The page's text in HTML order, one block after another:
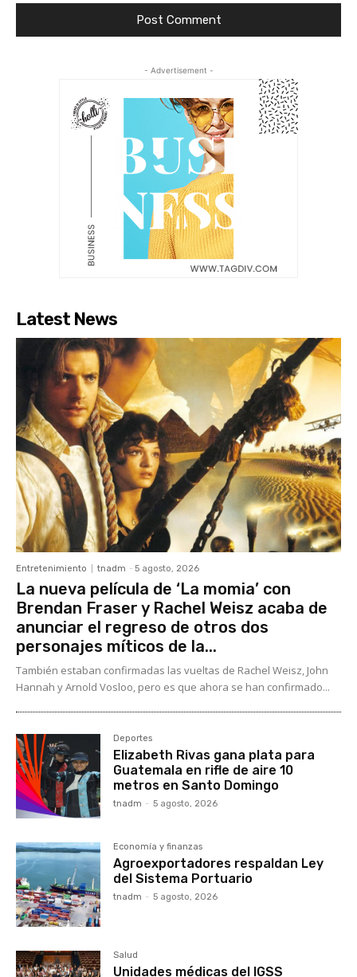
- Advertisement -
Latest News
Entretenimiento tnadm - 5 agosto, 2026
La nueva película de ‘La momia’ con
Brendan Fraser y Rachel Weisz acaba de
anunciar el regreso de otros dos
personajes míticos de la...
También estaban confirmadas las vueltas de Rachel Weisz, John
Hannah y Arnold Vosloo, pero es que ahora se han confirmado...
Deportes
Elizabeth Rivas gana plata para
Guatemala en rifle de aire 10
metros en Santo Domingo
tnadm - 5 agosto, 2026
Economía y finanzas
Agroexportadores respaldan Ley
del Sistema Portuario
tnadm - 5 agosto, 2026
Salud
Unidades médicas del IGSS